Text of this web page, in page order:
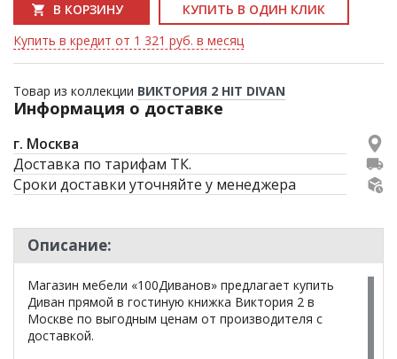
В КОРЗИНУ
КУПИТЬ В ОДИН КЛИК
Купить в кредит от 1 321 руб. в месяц
Товар из коллекции ВИКТОРИЯ 2 HIT DIVAN
Информация о доставке
г. Москва
Доставка по тарифам ТК.
Сроки доставки уточняйте у менеджера
Описание:
Магазин мебели «100Диванов» предлагает купить
Диван прямой в гостиную книжка Виктория 2 в
Москве по выгодным ценам от производителя с
доставкой.